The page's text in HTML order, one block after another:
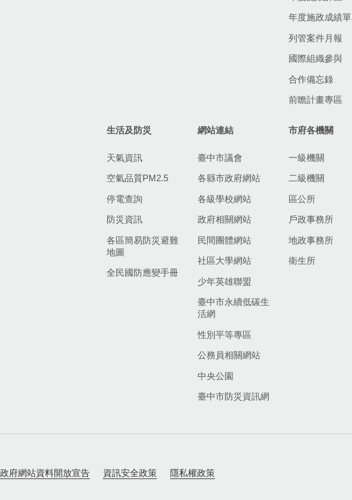
年度施政成績單
列管案件月報
國際組織參與
合作備忘錄
前瞻計畫專區
生活及防災
天氣資訊
空氣品質PM2.5
停電查詢
防災資訊
各區簡易防災避難
地圖
全民國防應變手冊
網站連結
臺中市議會
各縣市政府網站
各級學校網站
政府相關網站
民間團體網站
社區大學網站
少年英雄聯盟
臺中市永續低碳生
活網
性別平等專區
公務員相關網站
中央公園
臺中市防災資訊網
市府各機關
一級機關
二級機關
區公所
戶政事務所
地政事務所
衛生所
政府網站資料開放宣告 資訊安全政策 隱私權政策